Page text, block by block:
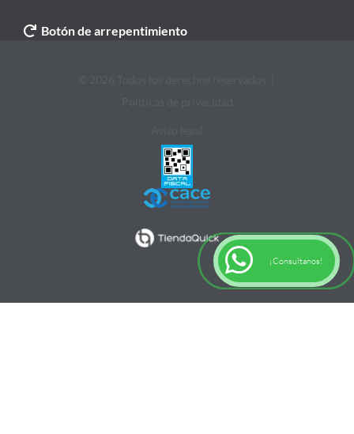
Botón de arrepentimiento
¡Consultanos!